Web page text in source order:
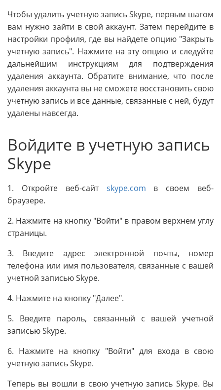
Чтобы удалить учетную запись Skype, первым шагом
вам нужно зайти в свой аккаунт. Затем перейдите в
настройки профиля, где вы найдете опцию "Закрыть
учетную запись". Нажмите на эту опцию и следуйте
дальнейшим инструкциям для подтверждения
удаления аккаунта. Обратите внимание, что после
удаления аккаунта вы не сможете восстановить свою
учетную запись и все данные, связанные с ней, будут
удалены навсегда.
Войдите в учетную запись
Skype
1. Откройте веб-сайт skype.com в своем веб-
браузере.
2. Нажмите на кнопку "Войти" в правом верхнем углу
страницы.
3. Введите адрес электронной почты, номер
телефона или имя пользователя, связанные с вашей
учетной записью Skype.
4. Нажмите на кнопку "Далее".
5. Введите пароль, связанный с вашей учетной
записью Skype.
6. Нажмите на кнопку "Войти" для входа в свою
учетную запись Skype.
Теперь вы вошли в свою учетную запись Skype. Вы